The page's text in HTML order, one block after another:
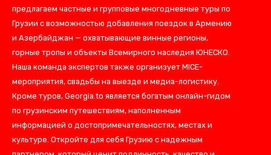
предлагаем частные и групповые многодневные туры по
Грузии с возможностью добавления поездок в Армению
и Азербайджан — охватывающие винные регионы,
горные тропы и объекты Всемирного наследия ЮНЕСКО.
Наша команда экспертов также организует MICE-
мероприятия, свадьбы на выезде и медиа-логистику.
Кроме туров, Georgia.to является богатым онлайн-гидом
по грузинским путешествиям, наполненным
информацией о достопримечательностях, местах и
культуре. Откройте для себя Грузию с надежным